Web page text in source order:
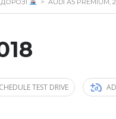
> AUDI A5 PREMIUM,
TEST DRIVE